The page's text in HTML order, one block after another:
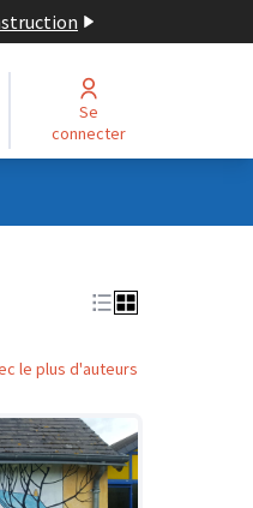
Se
connecter
le plus d'auteurs